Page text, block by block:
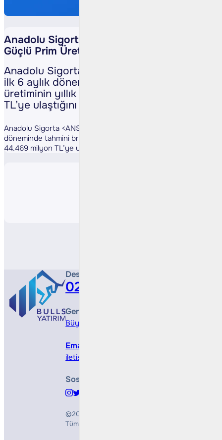
Anadolu Sigorta’dan 6A25 Döneminde
Güçlü Prim Üretimi
Anadolu Sigorta <ANSGR TI>, 2025 yılının
ilk 6 aylık döneminde tahmini brüt prim
üretiminin yıllık %41 artışla 44.469 milyon
TL’ye ulaştığını açıkladı. (Kaynak: KAP)
Anadolu Sigorta <ANSGR TI>, 2025 yılının ilk 6 aylık
döneminde tahmini brüt prim üretiminin yıllık %41 artışla
44.469 milyon TL’ye ulaştığını açıkladı. (Kaynak: KAP)
Destek Hattı
0212 410 0500
Genel Müdürlük
Büyükdere Cad. No 173, 1. Levent Plaza, B
Email
iletisim@bullsyatirim.com
Sosyal Medya
©2026
Tüm Hakları Saklıdır